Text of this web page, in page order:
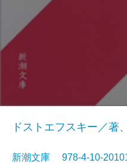
ドストエフスキー／著
新潮文庫 978-4-10-